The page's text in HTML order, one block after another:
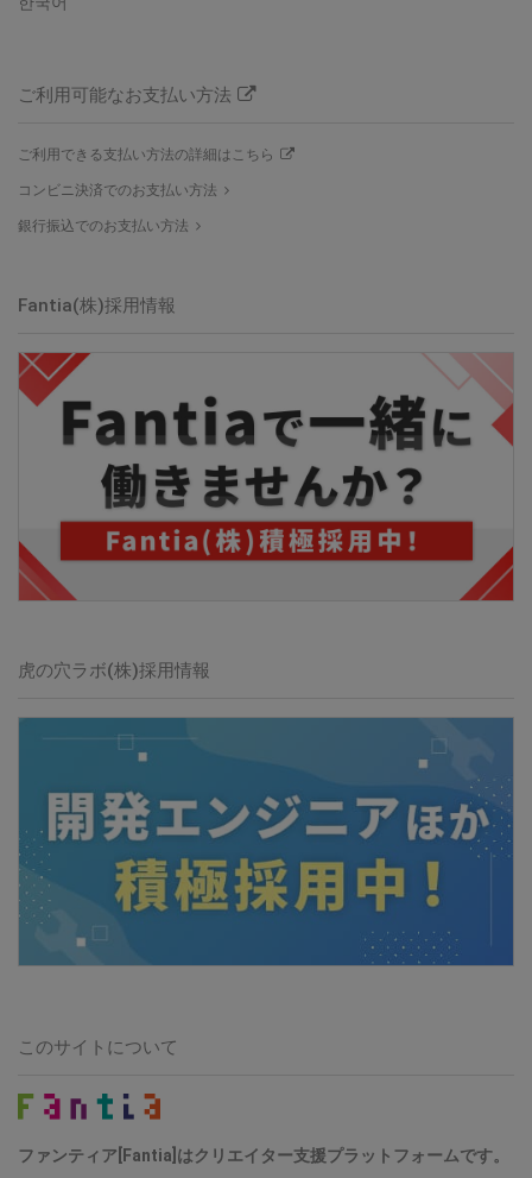
ご利用可能なお支払い方法
ご利用できる支払い方法の詳細はこちら
コンビニ決済でのお支払い方法
銀行振込でのお支払い方法
Fantia(株)採用情報
虎の穴ラボ(株)採用情報
このサイトについて
ファンティア[Fantia]はクリエイター支援プラットフォームです。